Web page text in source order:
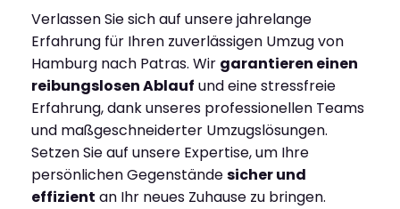
Verlassen Sie sich auf unsere jahrelange
Erfahrung für Ihren zuverlässigen Umzug von
Hamburg nach Patras. Wir garantieren einen
reibungslosen Ablauf und eine stressfreie
Erfahrung, dank unseres professionellen Teams
und maßgeschneiderter Umzugslösungen.
Setzen Sie auf unsere Expertise, um Ihre
persönlichen Gegenständesicher und
effizient an Ihr neues Zuhause zu bringen.